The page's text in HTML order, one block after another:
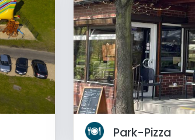
Park-Pizza